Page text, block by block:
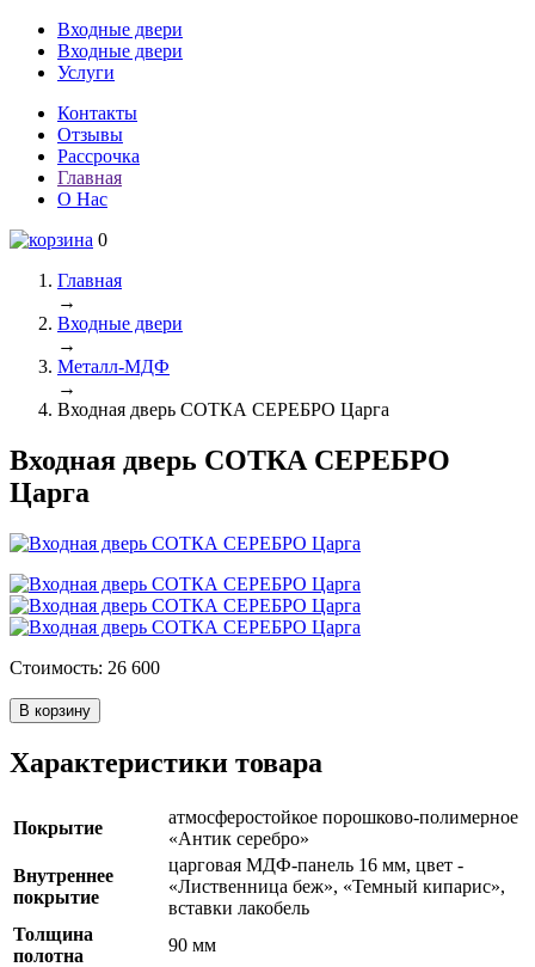
Входные двери
Входные двери
Услуги
Контакты
Отзывы
Рассрочка
Главная
О Нас
0
Главная
→
Входные двери
→
Металл-МДФ
→
Входная дверь СОТКА СЕРЕБРО Царга
Входная дверь СОТКА СЕРЕБРО
Царга
Стоимость: 26 600
В корзину
Характеристики товара
Покрытие
атмосферостойкое порошково-полимерное
«Антик серебро»
Внутреннее
покрытие
царговая МДФ-панель 16 мм, цвет -
«Лиственница беж», «Темный кипарис»,
вставки лакобель
Толщина
полотна
90 мм